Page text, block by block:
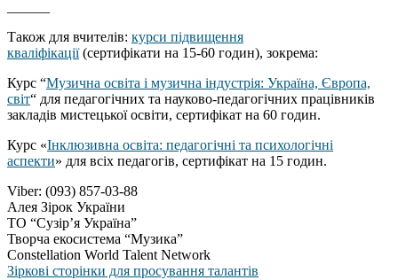
Також для вчителів: курси підвищення
кваліфікації(сертифікати на 15-60 годин), зокрема:
Курс “Музична освіта і музична індустрія: Україна, Європа,
світ“ для педагогічних та науково-педагогічних працівників
закладів мистецької освіти, сертифікат на 60 годин.
Курс «Інклюзивна освіта: педагогічні та психологічні
аспекти» для всіх педагогів, сертифікат на 15 годин.
Viber: (093) 857-03-88
Алея Зірок України
ТО “Сузір’я Україна”
Творча екосистема “Музика”
Constellation World Talent Network
Зіркові сторінки для просування талантів